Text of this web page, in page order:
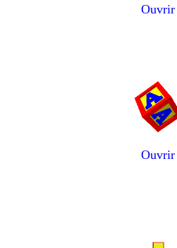
Ouvrir
Ouvrir